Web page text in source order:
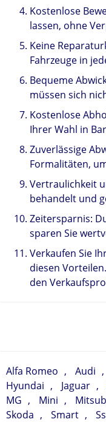
Kostenlose
lassen, ohne
Keine
Fahrzeuge in
Bequeme
müssen sich
Kostenlose
Ihrer Wahl in
Zuverlässige
Formalitäten,
Vertraulichkeit
behandelt und
Zeitersparnis:
sparen Sie
Verkaufen Sie
diesen
den
Alfa Romeo , Audi ,
Hyundai , Jaguar ,
MG , Mini ,
Skoda , Smart ,